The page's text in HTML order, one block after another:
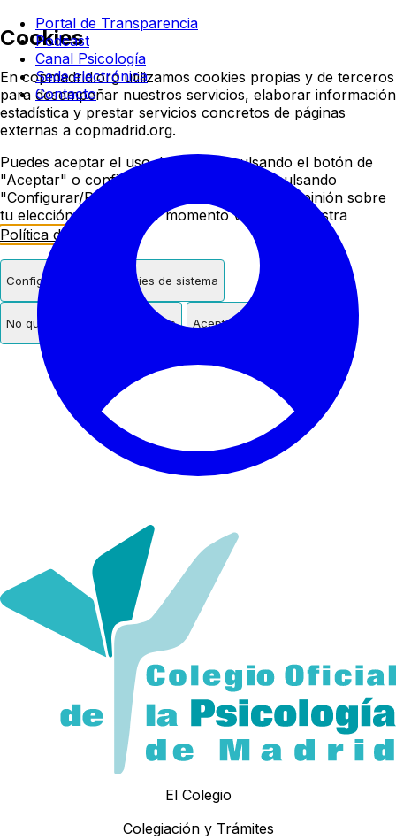
Cookies
En copmadrid.org utilizamos cookies propias y de terceros
para desempeñar nuestros servicios, elaborar información
estadística y prestar servicios concretos de páginas
externas a copmadrid.org.
Puedes aceptar el uso de cookies pulsando el botón de
"Aceptar" o configurar/rechazar su uso pulsando
"Configurar/Rechazar". Podrás cambiar de opinión sobre
tu elección en cualquier momento visitando nuestra
Política de Cookies
Configurar Solo cookies de sistema
No quiero cookies de terceros Aceptar cookies
Colegio oficial de
Portal de Transparencia
Podcast
Canal Psicología
Sede electrónica
Contacto
El Colegio
Colegiación y Trámites